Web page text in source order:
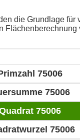
die Grundlage für
Flächenberechnung
75006
75006
75006
75006